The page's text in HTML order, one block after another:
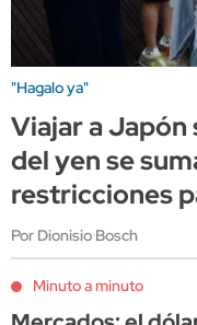
"Hagalo ya"
Viajar a Japón
del yen se
restricciones
Por Dionisio Bosch
Minuto a minuto